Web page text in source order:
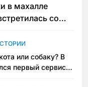
в махалле
со
или собаку? В
первый сервис